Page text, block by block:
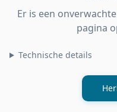
Er is een
pagina
Technische details